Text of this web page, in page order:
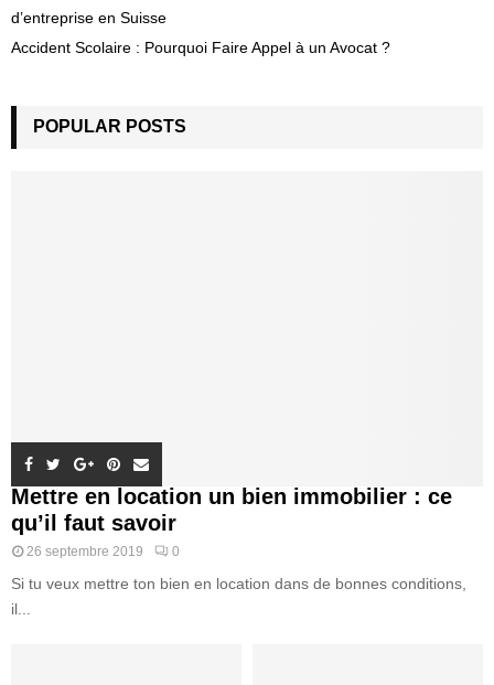
d’entreprise en Suisse
Accident Scolaire : Pourquoi Faire Appel à un Avocat ?
POPULAR POSTS
Mettre en location un bien immobilier : ce
qu’il faut savoir
26 septembre 2019 0
Si tu veux mettre ton bien en location dans de bonnes conditions,
il...